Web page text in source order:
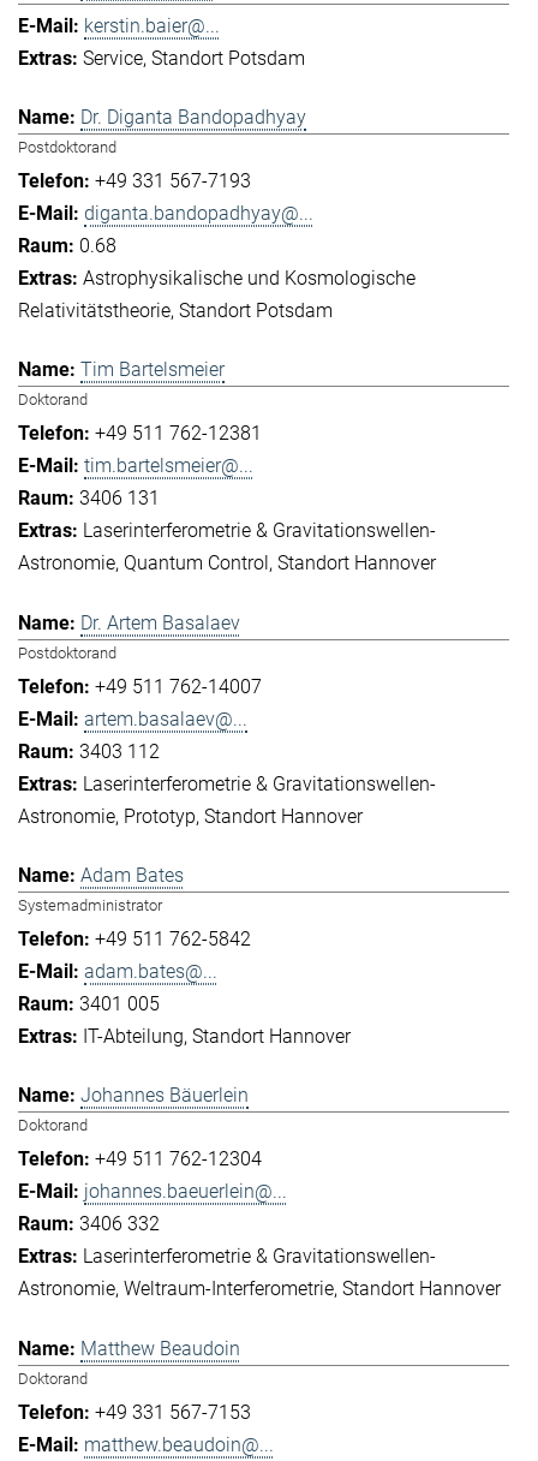
kerstin.baier@...
Service Standort Potsdam
Dr. Diganta Bandopadhyay
Postdoktorand
+49 331 567-7193
diganta.bandopadhyay@...
0.68
Astrophysikalische und Kosmologische
Relativitätstheorie Standort Potsdam
Tim Bartelsmeier
Doktorand
+49 511 762-12381
tim.bartelsmeier@...
3406 131
Laserinterferometrie & Gravitationswellen-
Astronomie Quantum Control Standort Hannover
Dr. Artem Basalaev
Postdoktorand
+49 511 762-14007
artem.basalaev@...
3403 112
Laserinterferometrie & Gravitationswellen-
Astronomie Prototyp Standort Hannover
Adam Bates
Systemadministrator
+49 511 762-5842
adam.bates@...
3401 005
IT-Abteilung Standort Hannover
Johannes Bäuerlein
Doktorand
+49 511 762-12304
johannes.baeuerlein@...
3406 332
Laserinterferometrie & Gravitationswellen-
Astronomie Weltraum-Interferometrie Standort Hannover
Matthew Beaudoin
Doktorand
+49 331 567-7153
matthew.beaudoin@...